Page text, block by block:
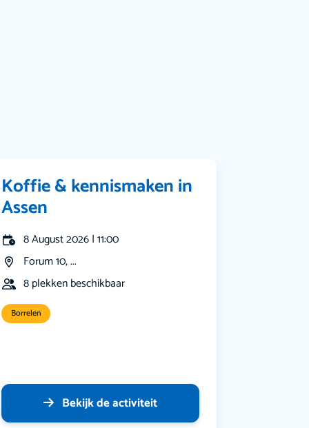
Koffie & kennismaken in
Assen
8 August 2026 | 11:00
Forum 10, ...
8 plekken beschikbaar
Borrelen
Bekijk de activiteit